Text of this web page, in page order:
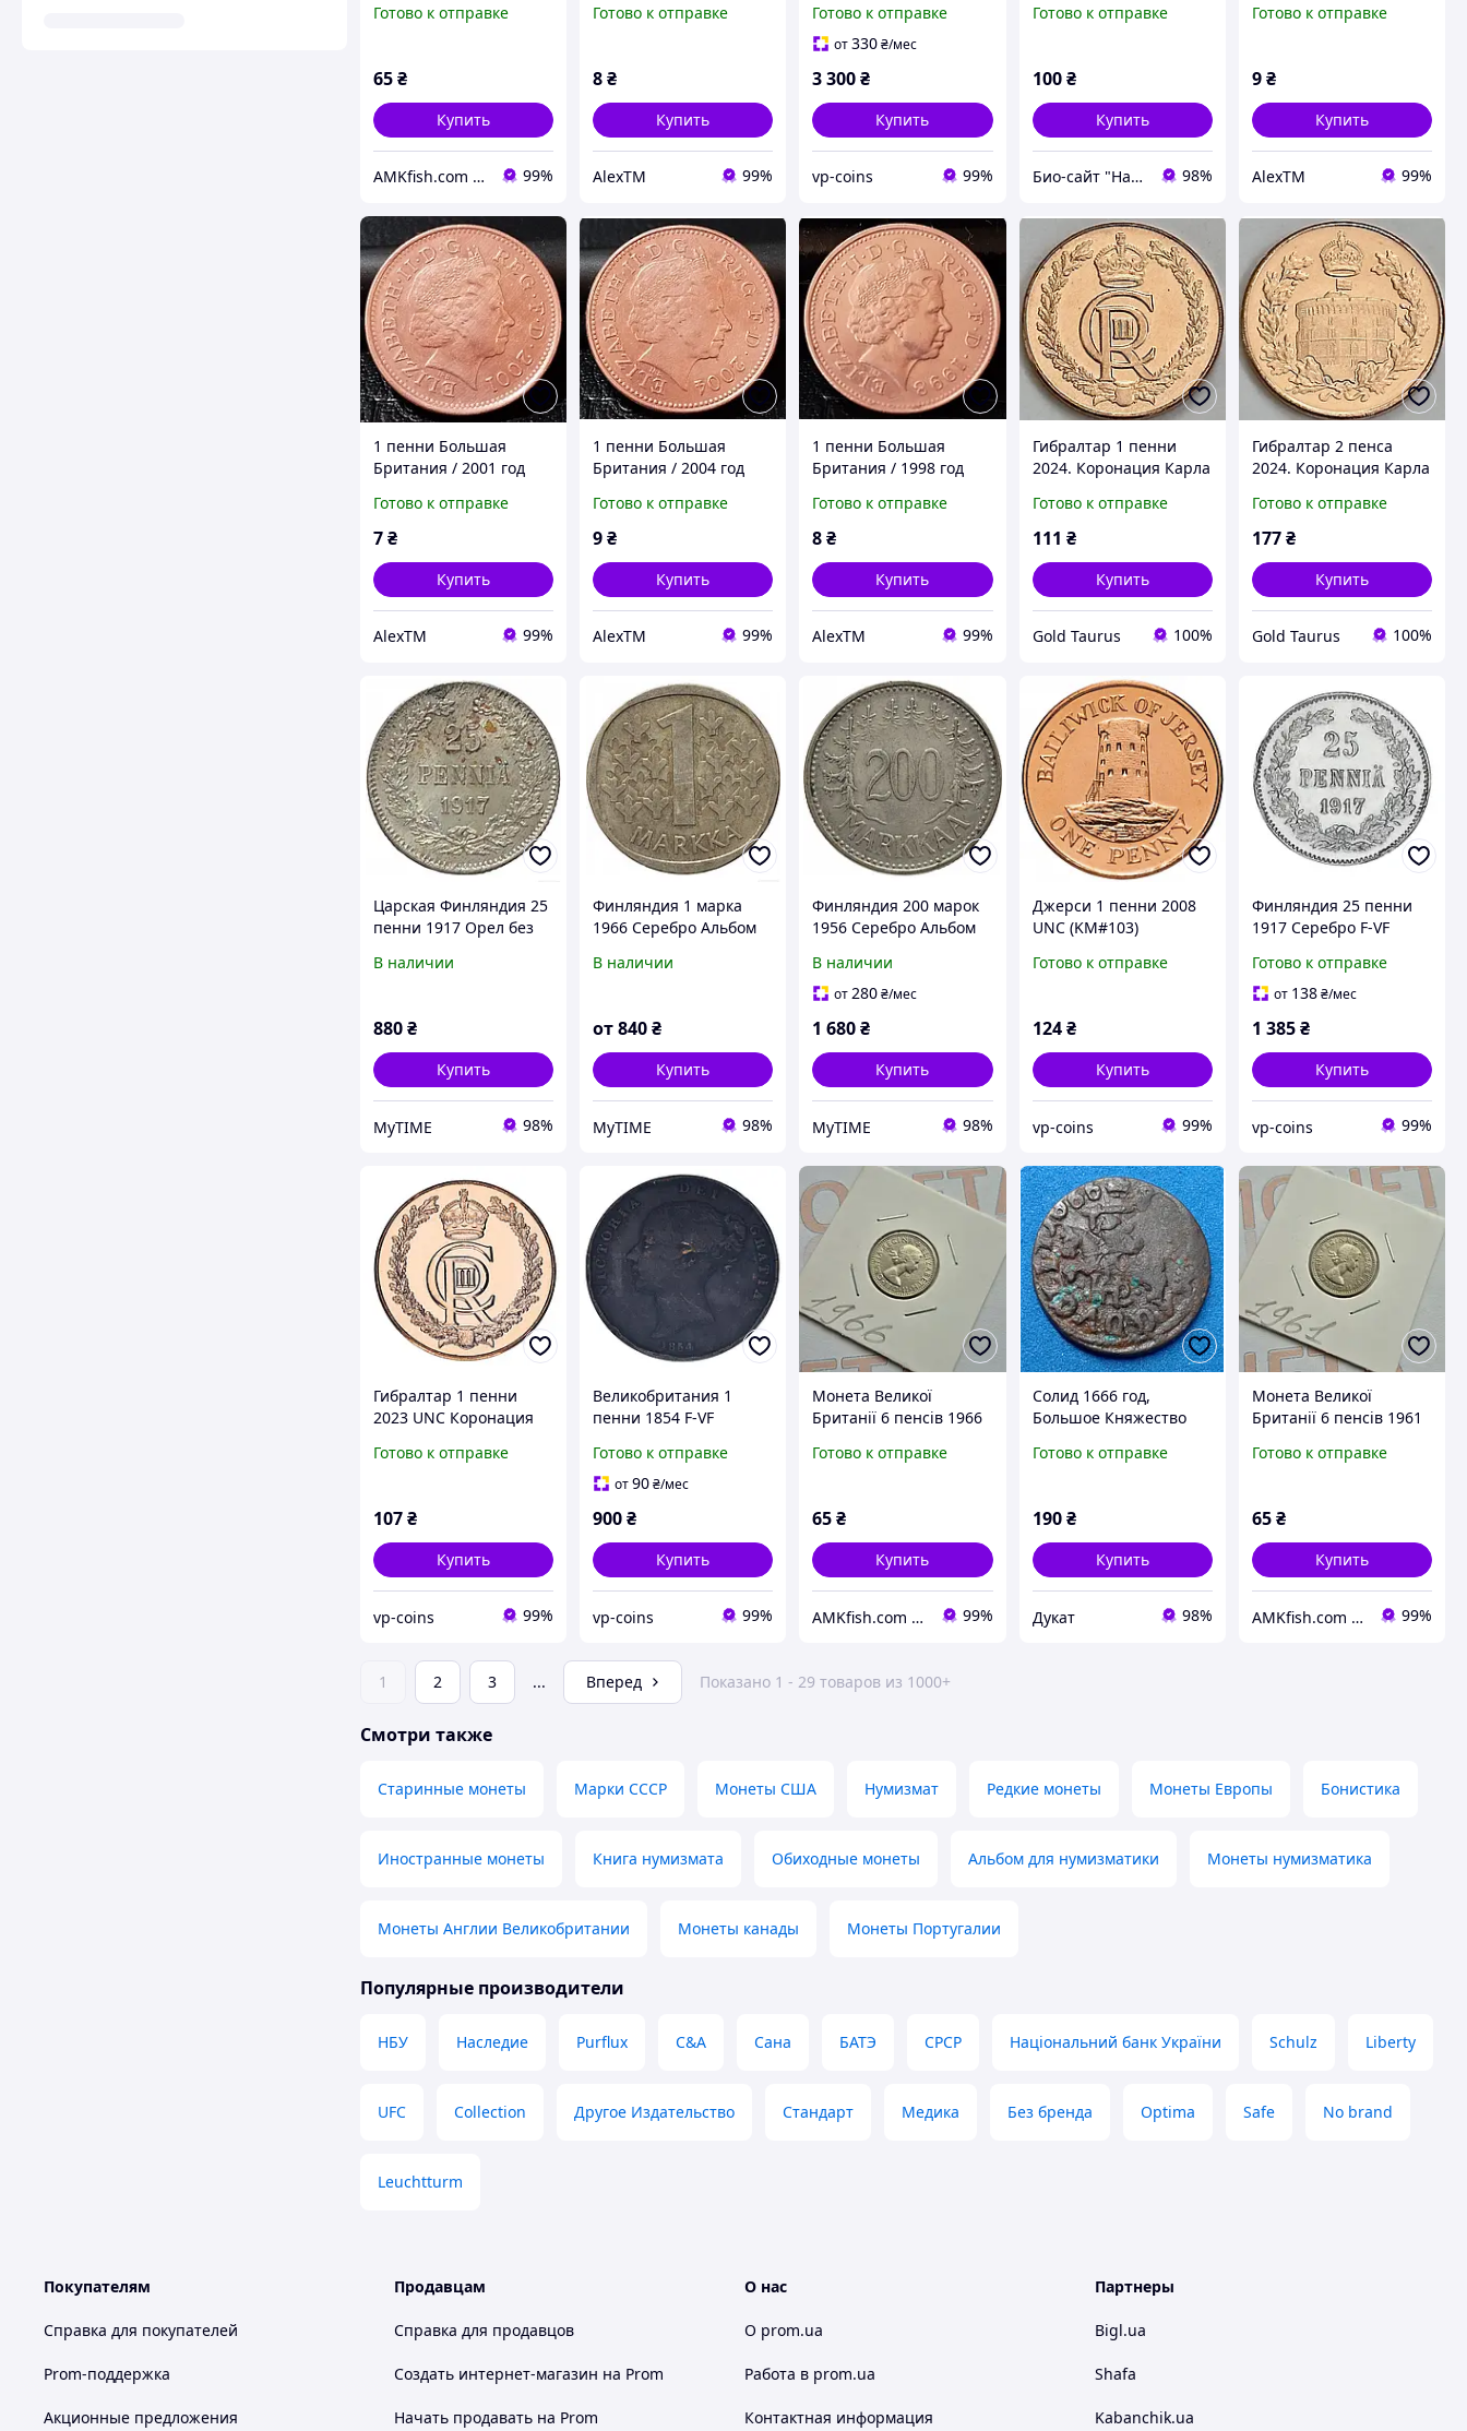
Готово к отправке
65₴
Купить
AMKfish.com Интернет-магазин аквариумистики и зоотоваров 99%
Готово к отправке
8₴
Купить
AlexTM 99%
Готово к отправке
от330₴/мес
3 300₴
Купить
vp-coins 99%
острова (британская
Готово к отправке
100 ₴
Купить
Био-сайт "Наш Восток" 98%
Готово к отправке
9₴
Купить
AlexTM 99%
1 пенни Большая
Британия / 2001 год
Готово к отправке
7₴
Купить
AlexTM 99%
1 пенни Большая
Британия / 2004 год
Готово к отправке
9₴
Купить
AlexTM 99%
1 пенни Большая
Британия / 1998 год
Готово к отправке
8₴
Купить
AlexTM 99%
Гибралтар 1 пенни
2024. Коронация Карла
Готово к отправке
111 ₴
Купить
Gold Taurus 100%
Гибралтар 2 пенса
2024. Коронация Карла
Готово к отправке
177₴
Купить
Gold Taurus 100%
Царская Финляндия 25
пенни 1917 Орел без
39643
В наличии
880₴
Купить
MyTIME 98%
Финляндия 1 марка
1966 Серебро Альбом
В наличии
от840₴
Купить
MyTIME 98%
Финляндия 200 марок
1956 Серебро Альбом
В наличии
от280₴/мес
1 680₴
Купить
MyTIME 98%
Джерси 1 пенни 2008
UNC (KM#103)
Готово к отправке
124 ₴
Купить
vp-coins 99%
Финляндия 25 пенни
1917 Серебро F-VF
Готово к отправке
от 138₴/мес
1 385₴
Купить
vp-coins 99%
Гибралтар 1 пенни
2023 UNC Коронация
Готово к отправке
107₴
Купить
vp-coins 99%
Великобритания 1
пенни 1854 F-VF
Готово к отправке
от90₴/мес
900₴
Купить
vp-coins 99%
Монета Великої
Британії 6 пенсів 1966
Готово к отправке
65₴
Купить
AMKfish.com Интернет-магазин аквариумистики и зоотоваров 99%
Солид 1666 год,
Большое Княжество
Готово к отправке
190 ₴
Купить
Дукат 98%
Монета Великої
Британії 6 пенсів 1961
Готово к отправке
65₴
Купить
AMKfish.com Интернет-магазин аквариумистики и зоотоваров 99%
1 2 3 ... Вперед Показано 1 - 29 товаров из 1000+
Смотри также
Старинные монеты Марки СССР Монеты США Нумизмат Редкие монеты Монеты Европы Бонистика
Иностранные монеты Книга нумизмата Обиходные монеты Альбом для нумизматики Монеты нумизматика
Монеты Англии Великобритании Монеты канады Монеты Португалии
Популярные производители
НБУ Наследие Purflux C&A Сана БАТЭ СРСР Національний банк України Schulz Liberty
UFC Collection Другое Издательство Стандарт Медика Без бренда Optima Safe No brand
Leuchtturm
Покупателям
Справка для покупателей
Prom-поддержка
Акционные предложения
Продавцам
Справка для продавцов
Создать интернет-магазин на Prom
Начать продавать на Prom
О нас
О prom.ua
Работа в prom.ua
Контактная информация
Партнеры
Bigl.ua
Shafa
Kabanchik.ua